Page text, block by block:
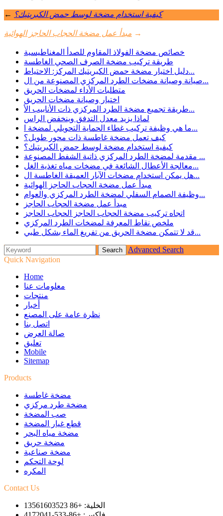
← كيفية استخدام مضخة لوسط حمض الكبريتيك؟
مبدأ عمل مضخة الحجاب الحاجز الهوائية →
خصائص مضخة الفولاذ المقاوم للصدأ المغناطيسية
طريقة تركيب مضخة الصرف الصحي الغاطسة
دليل اختيار مضخة حمض الكبريتيك المركز: الاحتياط...
صيانة وصيانة مضخات الطرد المركزي المصنوعة من ال...
متطلبات الأداء لمضخات الحريق
اختيار وصيانة مضخات الحريق
طريقة تجميع مضخة الطرد المركزي ذات الأنابيب الأ...
لماذا يزيد معدل التدفق وينخفض ​​الراس
ما هي وظيفة تركيب غطاء الحماية التحويلي لمضخة ا...
كيف تعمل مضخة غاطسة ذات محور طويل؟
كيفية استخدام مضخة لوسط حمض الكبريتيك؟
مقدمة لمضخة الطرد المركزي ذاتية الشفط المصنوعة ...
معالجة الأعطال الشائعة في مضخات مياه تغذية الغل...
هل يمكن استخدام مضخات الآبار العميقة الغاطسة ال...
مبدأ عمل مضخة الحجاب الحاجز الهوائية
وظيفة الصمام السفلي لمضخة الطرد المركزي والعوام...
مبدأ عمل مضخة الحجاب الحاجز
اتجاه تركيب مضخة الحجاب الحاجز الحجاب الحاجز
ملخص نقاط المعرفة لمضخات الطرد المركزي
قد لا تتمكن مضخة الحريق من تفريغ الماء بشكل طبي...
Advanced Search
Quick Navigation
Home
معلومات عنا
منتجات
أخبار
نظرة عامة على المصنع
اتصل بنا
صالة العرض
تعليق
Mobile
Sitemap
Products
مضخة غاطسة
مضخة طرد مركزي
صب المضخة
قطع غيار المضخة
مضخة مياه البحر
مضخة حريق
مضخة صناعية
لوحة التحكم
المكره
Contact Us
الخلية: +86 13561603523